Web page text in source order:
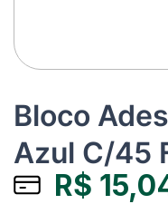
Bloco
Azul C/45
R$